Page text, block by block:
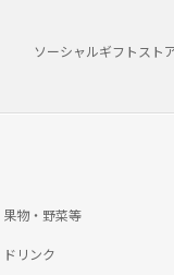
ソーシャルギフトスト
果物・野菜等
ドリンク